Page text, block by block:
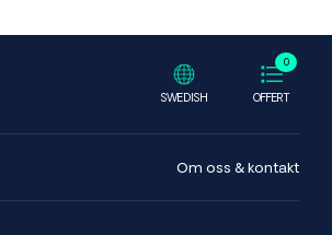
0
OFFERT
SWEDISH
Om oss & kontakt